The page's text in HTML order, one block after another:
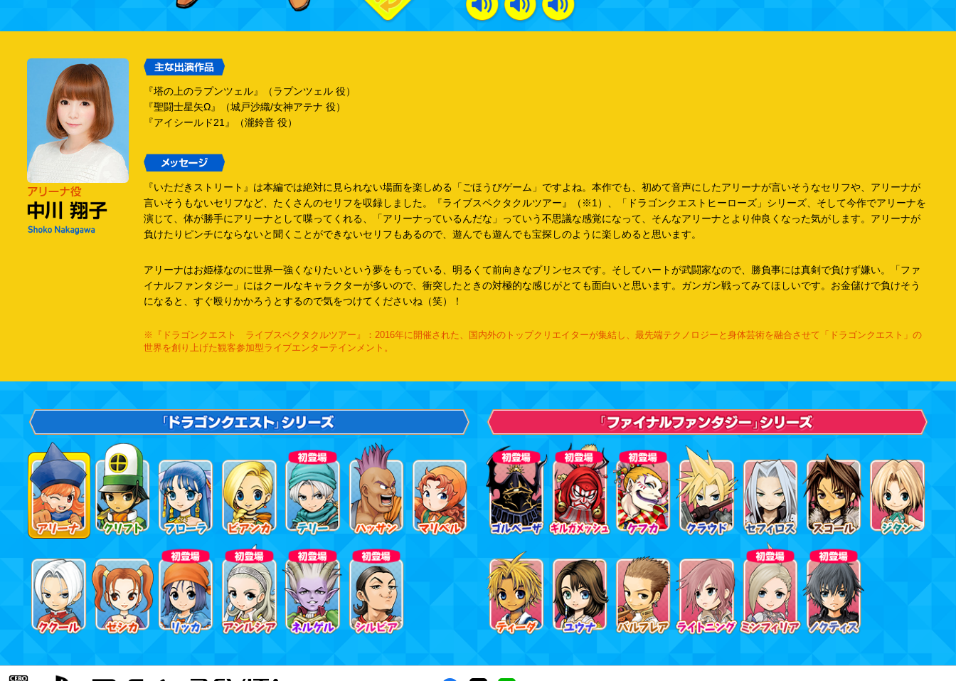
『塔の上のラプンツェル』（ラプンツェル 役）
『聖闘士星矢Ω』（城戸沙織/女神アテナ 役）
『アイシールド21』（瀧鈴音 役）
『いただきストリート』は本編では絶対に見られない場面を楽しめる「ごほうびゲーム」ですよね。本作でも、初めて音声にしたアリーナが言いそうなセリフや、アリーナが
言いそうもないセリフなど、たくさんのセリフを収録しました。『ライブスペクタクルツアー』（※1）、「ドラゴンクエストヒーローズ」シリーズ、そして今作でアリーナを
演じて、体が勝手にアリーナとして喋ってくれる、「アリーナっているんだな」っていう不思議な感覚になって、そんなアリーナとより仲良くなった気がします。アリーナが
負けたりピンチにならないと聞くことができないセリフもあるので、遊んでも遊んでも宝探しのように楽しめると思います。
アリーナはお姫様なのに世界一強くなりたいという夢をもっている、明るくて前向きなプリンセスです。そしてハートが武闘家なので、勝負事には真剣で負けず嫌い。「ファ
イナルファンタジー」にはクールなキャラクターが多いので、衝突したときの対極的な感じがとても面白いと思います。ガンガン戦ってみてほしいです。お金儲けで負けそう
になると、すぐ殴りかかろうとするので気をつけてくださいね（笑）！
※『ドラゴンクエスト ライブスペクタクルツアー』：2016年に開催された、国内外のトップクリエイターが集結し、最先端テクノロジーと身体芸術を融合させて「ドラゴンクエスト」の
世界を創り上げた観客参加型ライブエンターテインメント。